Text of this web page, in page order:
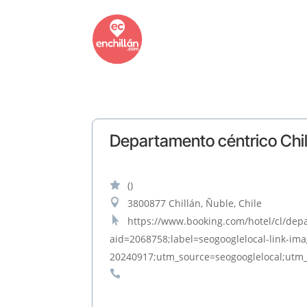
Departamento céntrico
 ()
 3800877 Chillán, Ñuble, Chile

https://www.booking.com/hotel/cl/
aid=2068758;label=seogooglelocal-link-
